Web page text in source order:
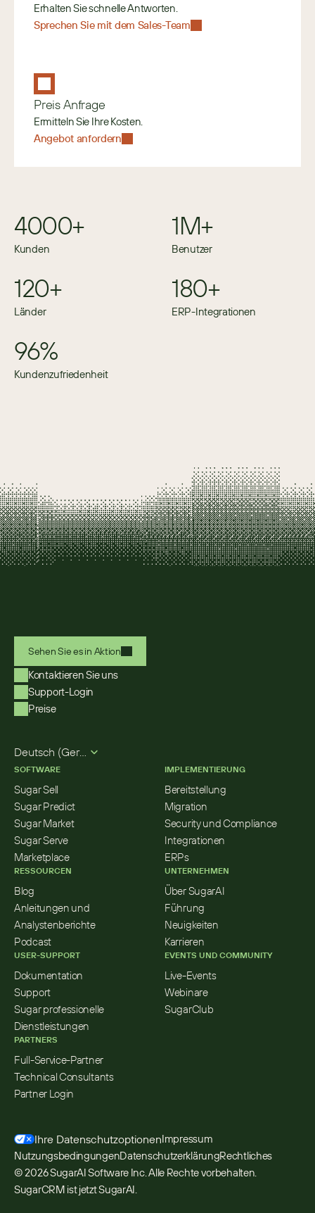
Erhalten Sie schnelle Antworten.
Sprechen Sie mit dem Sales-Team
Preis Anfrage
Ermitteln Sie Ihre Kosten.
Angebot anfordern
4000+
Kunden
1M+
Benutzer
120+
Länder
180+
ERP-Integrationen
96%
Kundenzufriedenheit
Sehen Sie es in Aktion
Kontaktieren Sie uns
Support-Login
Preise
Deutsch (German)
SOFTWARE
Sugar Sell
Sugar Predict
Sugar Market
Sugar Serve
Marketplace
RESSOURCEN
Blog
Anleitungen und
Analystenberichte
Podcast
USER-SUPPORT
Dokumentation
Support
Sugar professionelle
Dienstleistungen
PARTNERS
Full-Service-Partner
Technical Consultants
Partner Login
IMPLEMENTIERUNG
Bereitstellung
Migration
Security und Compliance
Integrationen
ERPs
UNTERNEHMEN
Über SugarAI
Führung
Neuigkeiten
Karrieren
EVENTS UND COMMUNITY
Live-Events
Webinare
SugarClub
Ihre DatenschutzoptionenImpressum
NutzungsbedingungenDatenschutzerklärungRechtliches
© 2026 SugarAI Software Inc. Alle Rechte vorbehalten.
SugarCRM ist jetzt SugarAI.